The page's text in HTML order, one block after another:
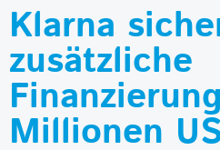
Klarna
zusätzliche
Millionen